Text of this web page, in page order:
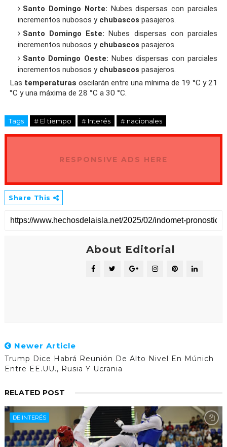
Santo Domingo Norte: Nubes dispersas con parciales
incrementos nubosos y chubascos pasajeros.
Santo Domingo Este: Nubes dispersas con parciales
incrementos nubosos y chubascos pasajeros.
Santo Domingo Oeste: Nubes dispersas con parciales
incrementos nubosos y chubascos pasajeros.
Las temperaturas oscilarán entre una mínima de 19 °C y 21
°C y una máxima de 28 °C a 30 °C.
Tags # El tiempo # Interés # nacionales
RESPONSIVE ADS HERE
Share This
About Editorial
Newer Article
Trump Dice Habrá Reunión De Alto Nivel En Múnich
Entre EE.UU., Rusia Y Ucrania
RELATED POST
DE INTERÉS